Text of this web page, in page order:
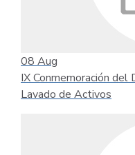
08 Aug
IX Conmemoración del
Lavado de Activos